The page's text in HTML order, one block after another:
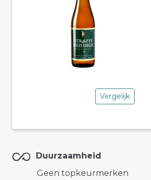
Vergelijk
Duurzaamheid
Geen topkeurmerken